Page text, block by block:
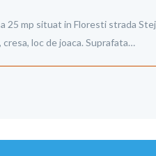
25 mp situat in Floresti strada
loc de joaca. Suprafata…